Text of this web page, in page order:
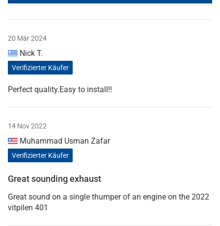
20 Mär 2024
Nick T.
Verifizierter Käufer
Perfect quality.Easy to install!!
14 Nov 2022
Muhammad Usman Zafar
Verifizierter Käufer
Great sounding exhaust
Great sound on a single thumper of an engine on the 2022
vitpilen 401